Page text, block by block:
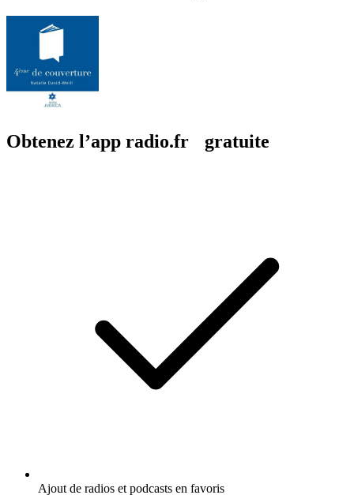
Obtenez l’app radio.fr gratuite
Ajout de radios et podcasts en favoris